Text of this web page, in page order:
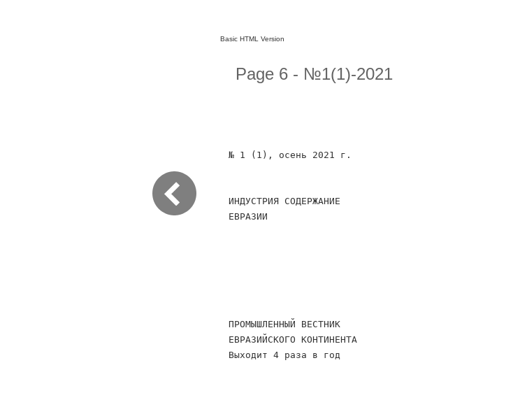
Basic HTML Version
Page 6 - №1(1)-2021
№ 1 (1), осень 2021 г.
ИНДУСТРИЯ СОДЕРЖАНИЕ
ЕВРАЗИИ
ПРОМЫШЛЕННЫЙ ВЕСТНИК
ЕВРАЗИЙСКОГО КОНТИНЕНТА
Выходит 4 раза в год